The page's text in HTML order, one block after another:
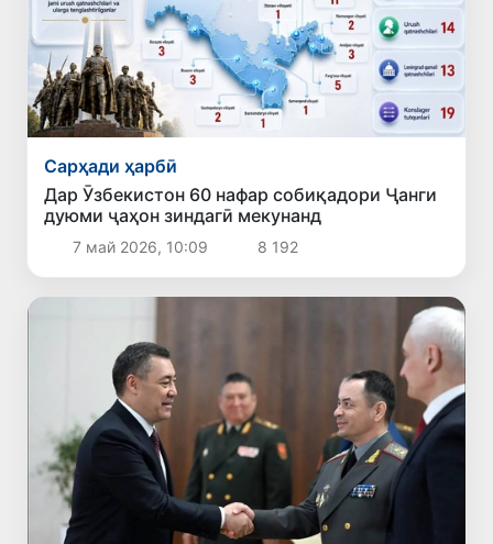
Сарҳади ҳарбӣ
Дар Ӯзбекистон 60 нафар собиқадори Ҷанги
дуюми ҷаҳон зиндагӣ мекунанд
7 май 2026, 10:09 8 192